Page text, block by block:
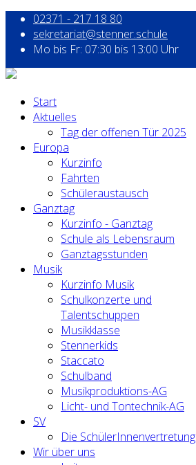
02371 - 217 18 80
sekretariat@stenner.schule
Mo bis Fr: 07:30 bis 13:00 Uhr
Start
Aktuelles
Tag der offenen Tür 2025
Europa
Kurzinfo
Fahrten
Schüleraustausch
Ganztag
Kurzinfo - Ganztag
Schule als Lebensraum
Ganztagsstunden
Musik
Kurzinfo Musik
Schulkonzerte und
Talentschuppen
Musikklasse
Stennerkids
Staccato
Schulband
Musikproduktions-AG
Licht- und Tontechnik-AG
SV
Die SchülerInnenvertretung
Wir über uns